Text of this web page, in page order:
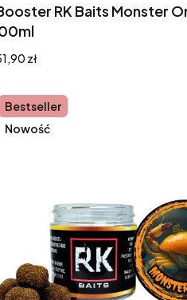
RK Baits Monster
zł
Bestseller
Nowość